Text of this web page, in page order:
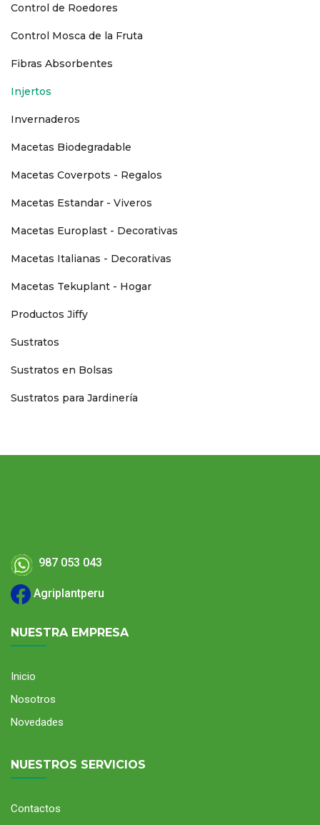
Control de Roedores
Control Mosca de la Fruta
Fibras Absorbentes
Injertos
Invernaderos
Macetas Biodegradable
Macetas Coverpots - Regalos
Macetas Estandar - Viveros
Macetas Europlast - Decorativas
Macetas Italianas - Decorativas
Macetas Tekuplant - Hogar
Productos Jiffy
Sustratos
Sustratos en Bolsas
Sustratos para Jardinería
987 053 043
Agriplantperu
NUESTRA EMPRESA
Inicio
Nosotros
Novedades
NUESTROS SERVICIOS
Contactos